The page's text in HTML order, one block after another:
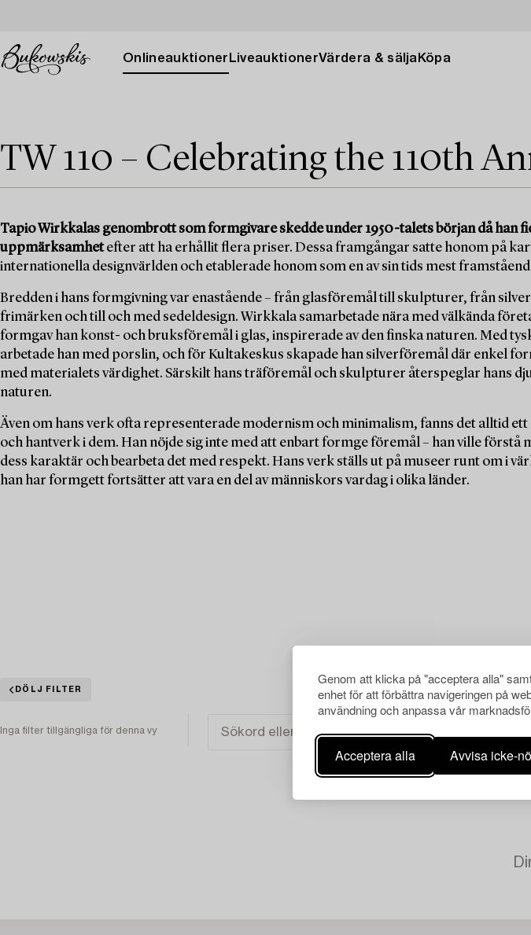
Genom att klicka på "acceptera alla"
enhet för att förbättra navigeringen på
användning och anpassa vår
Acceptera alla Avvisa icke-
Onlineauktioner LiveauktionerVärdera & sälja Köpa
TW 110 – Celebrating the 110th
Tapio Wirkkalas genombrott som formgivare skedde under 1950-talets början då han
uppmärksamhetefter att ha erhållit flera priser. Dessa framgångar satte honom på
internationella designvärlden och etablerade honom som en av sin tids mest
Bredden i hans formgivning var enastående – från glasföremål till skulpturer, från
frimärken och till och med sedeldesign. Wirkkala samarbetade nära med välkända
formgav han konst- och bruksföremål i glas, inspirerade av den finska naturen. Med
arbetade han med porslin, och för Kultakeskus skapade han silverföremål där enkel
med materialets värdighet. Särskilt hans träföremål och skulpturer återspeglar hans
naturen.
Även om hans verk ofta representerade modernism och minimalism, fanns det alltid
och hantverk i dem. Han nöjde sig inte med att enbart formge föremål – han ville förstå
dess karaktär och bearbeta det med respekt. Hans verk ställs ut på museer runt om i
han har formgett fortsätter att vara en del av människors vardag i olika länder.
DÖLJ FILTER
Inga filter tillgängliga för denna vy